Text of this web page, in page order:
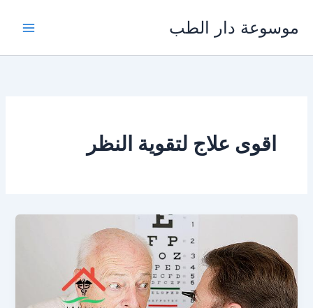
المحتوى
موسوعة دار الطب
اقوى علاج لتقوية النظر